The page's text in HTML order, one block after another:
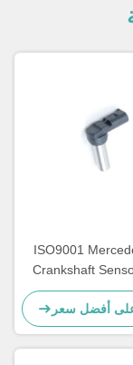
2002
سعر